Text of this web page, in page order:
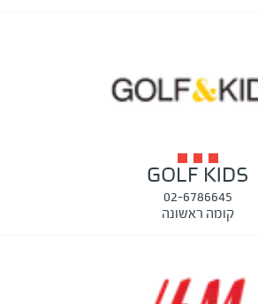
GOLF KIDS
02-6786645
קומה ראשונה